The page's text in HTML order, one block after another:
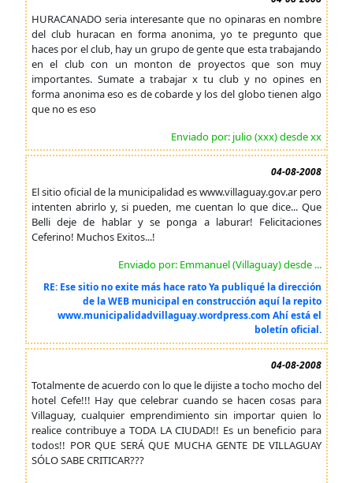
HURACANADO seria interesante que no opinaras en nombre
del club huracan en forma anonima, yo te pregunto que
haces por el club, hay un grupo de gente que esta trabajando
en el club con un monton de proyectos que son muy
importantes. Sumate a trabajar x tu club y no opines en
forma anonima eso es de cobarde y los del globo tienen algo
que no es eso
Enviado por: julio (xxx) desde xx
04-08-2008
El sitio oficial de la municipalidad es www.villaguay.gov.ar pero
intenten abrirlo y, si pueden, me cuentan lo que dice... Que
Belli deje de hablar y se ponga a laburar! Felicitaciones
Ceferino! Muchos Exitos...!
Enviado por: Emmanuel (Villaguay) desde ...
RE: Ese sitio no exite más hace rato Ya publiqué la dirección
de la WEB municipal en construcción aquí la repito
www.municipalidadvillaguay.wordpress.com Ahí está el
boletín oficial.
04-08-2008
Totalmente de acuerdo con lo que le dijiste a tocho mocho del
hotel Cefe!!! Hay que celebrar cuando se hacen cosas para
Villaguay, cualquier emprendimiento sin importar quien lo
realice contribuye a TODA LA CIUDAD!! Es un beneficio para
todos!! POR QUE SERÁ QUE MUCHA GENTE DE VILLAGUAY
SÓLO SABE CRITICAR???